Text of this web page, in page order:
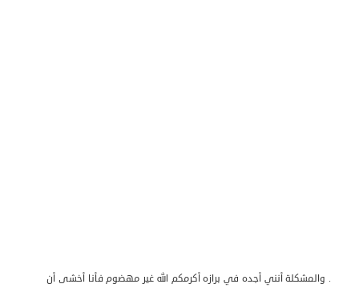
. والمشكلة أنني أجده في برازه أكرمكم الله غير مهضوم فأنا أخشى أن